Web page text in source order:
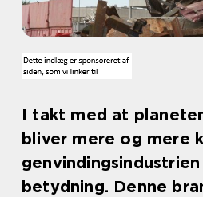
I takt med at
bliver mere og mere
betydning. Denne